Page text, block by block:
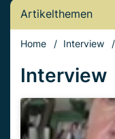
Artikelthemen
Home / Interview /
Interview